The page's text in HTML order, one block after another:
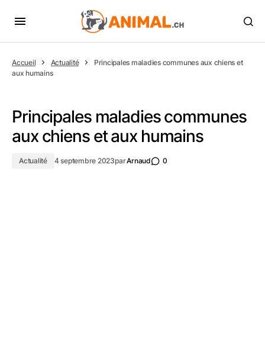
Accueil Actualité
Principales maladies communes aux chiens et
aux humains
Principales maladies communes
aux chiens et aux humains
Actualité 4 septembre 2023parArnaud 0